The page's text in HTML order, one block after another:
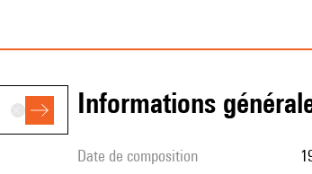
informations
date de composition